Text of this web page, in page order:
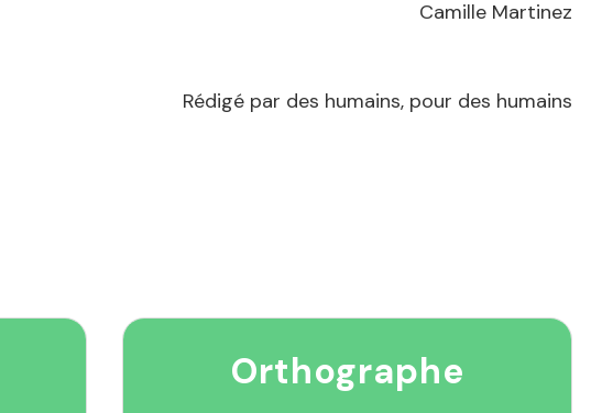
Camille Martinez
Rédigé par des humains, pour des humains
Orthographe